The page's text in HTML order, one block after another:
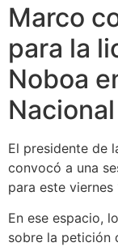
Marco
para la
Noboa
Nacional
El presidente de
convocó a una
para este
En ese espacio,
sobre la petición